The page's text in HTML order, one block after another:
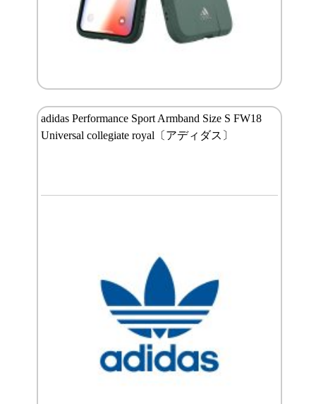
adidas Performance Sport Armband Size S FW18
Universal collegiate royal〔アディダス〕